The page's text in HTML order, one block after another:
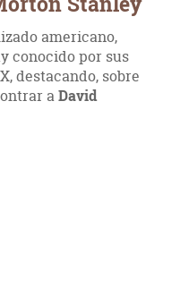
americano,
conocido por sus
destacando, sobre
aDavid